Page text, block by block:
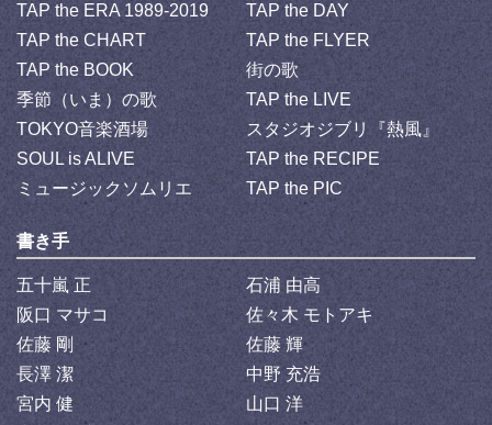
TAP the ERA 1989-2019
TAP the DAY
TAP the CHART
TAP the FLYER
TAP the BOOK
街の歌
季節（いま）の歌
TAP the LIVE
TOKYO音楽酒場
スタジオジブリ『熱風』
SOUL is ALIVE
TAP the RECIPE
ミュージックソムリエ
TAP the PIC
書き手
五十嵐 正
石浦 由高
阪口 マサコ
佐々木 モトアキ
佐藤 剛
佐藤 輝
長澤 潔
中野 充浩
宮内 健
山口 洋